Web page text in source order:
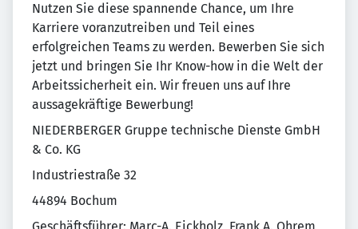
Nutzen Sie diese spannende Chance, um Ihre
Karriere voranzutreiben und Teil eines
erfolgreichen Teams zu werden. Bewerben Sie sich
jetzt und bringen Sie Ihr Know-how in die Welt der
Arbeitssicherheit ein. Wir freuen uns auf Ihre
aussagekräftige Bewerbung!
NIEDERBERGER Gruppe technische Dienste GmbH
& Co. KG
Industriestraße 32
44894 Bochum